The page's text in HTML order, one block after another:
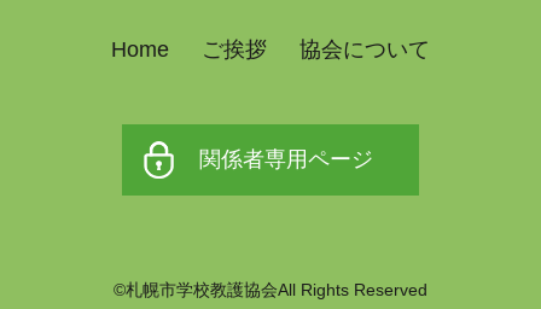
Home ご挨拶 協会について
関係者専用ページ
©札幌市学校教護協会All Rights Reserved